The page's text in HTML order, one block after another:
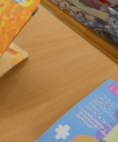
要項
コス
について
スブログ